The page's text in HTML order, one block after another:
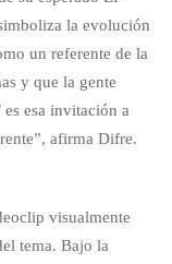
la evolución
un referente de la
y que la gente
es esa invitación a
afirma Difre.
visualmente
tema. Bajo la